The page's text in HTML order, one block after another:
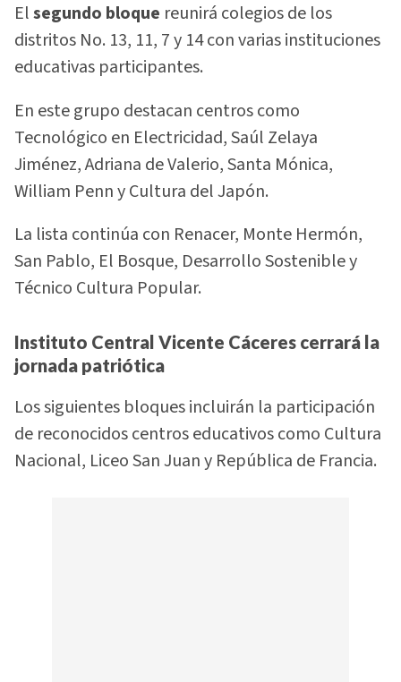
Elsegundo bloque reunirá colegios de los
distritos No. 13, 11, 7 y 14 con varias instituciones
educativas participantes.
En este grupo destacan centros como
Tecnológico en Electricidad, Saúl Zelaya
Jiménez, Adriana de Valerio, Santa Mónica,
William Penn y Cultura del Japón.
La lista continúa con Renacer, Monte Hermón,
San Pablo, El Bosque, Desarrollo Sostenible y
Técnico Cultura Popular.
Instituto Central Vicente Cáceres cerrará la
jornada patriótica
Los siguientes bloques incluirán la participación
de reconocidos centros educativos como Cultura
Nacional, Liceo San Juan y República de Francia.